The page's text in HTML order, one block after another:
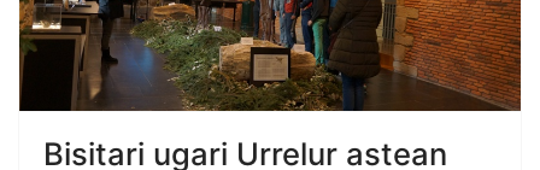
Bisitari ugari Urrelur astean